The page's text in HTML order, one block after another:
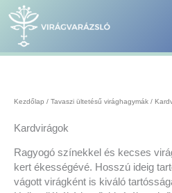
Skip
content
Kezdőlap / Tavaszi ültetésű virághagymák /
Kardvirágok
Ragyogó színekkel és kecses
kert ékességévé. Hosszú ideig
vágott virágként is kiváló